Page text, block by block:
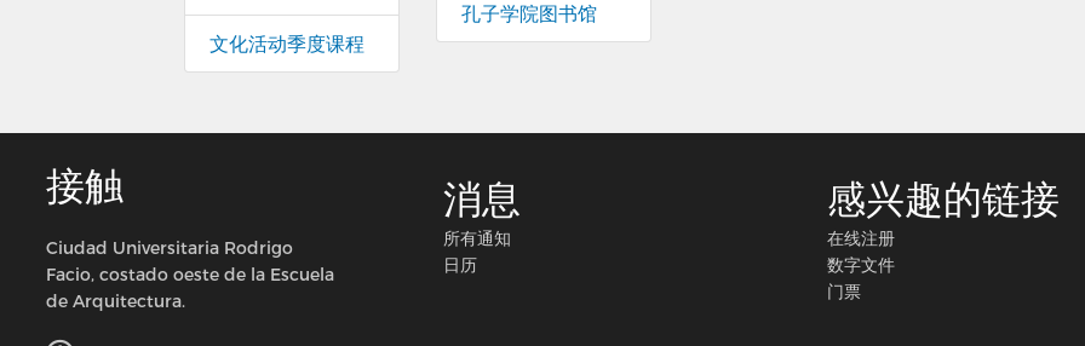
文化活动季度课程
孔子学院图书馆
接触
Ciudad Universitaria Rodrigo
Facio, costado oeste de la Escuela
de Arquitectura.
消息
所有通知
日历
感兴趣的链接
在线注册
数字文件
门票